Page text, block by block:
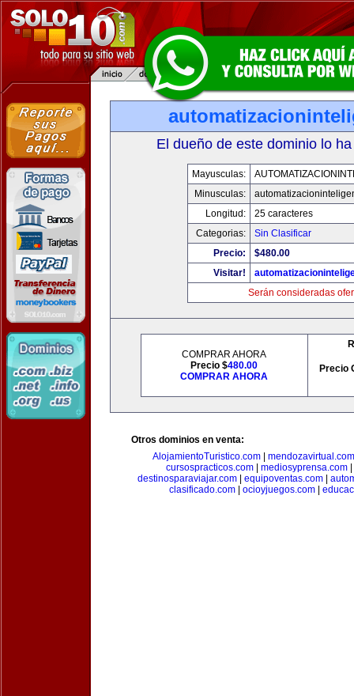
El dueño de este dominio lo
Mayusculas:
Minusculas:
Longitud:
25 caracteres
Categorias:
Sin Clasificar
Precio:
$480.00
Visitar!
Serán consideradas
COMPRAR AHORA
Precio $480.00
COMPRAR AHORA
Precio
Otros dominios en venta:
AlojamientoTuristico.com
mendozavirtual.com
cursospracticos.com| mediosyprensa.com|
destinosparaviajar.com
equipoventas.com
clasificado.com
ocioyjuegos.com